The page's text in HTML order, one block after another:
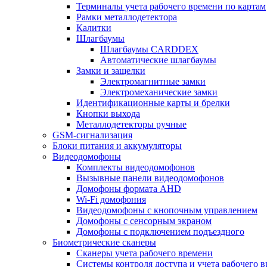
Терминалы учета рабочего времени по картам
Рамки металлодетектора
Калитки
Шлагбаумы
Шлагбаумы CARDDEX
Автоматические шлагбаумы
Замки и защелки
Электромагнитные замки
Электромеханические замки
Идентификационные карты и брелки
Кнопки выхода
Металлодетекторы ручные
GSM-сигнализация
Блоки питания и аккумуляторы
Видеодомофоны
Комплекты видеодомофонов
Вызывные панели видеодомофонов
Домофоны формата AHD
Wi-Fi домофония
Видеодомофоны с кнопочным управлением
Домофоны с сенсорным экраном
Домофоны с подключением подъездного
Биометрические сканеры
Сканеры учета рабочего времени
Системы контроля доступа и учета рабочего